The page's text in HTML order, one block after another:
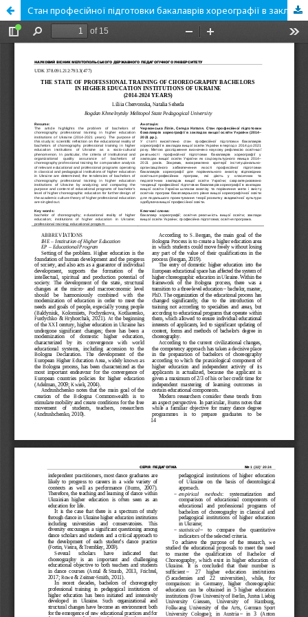
Стан професійної підготовки бакалаврів хореографії в закладах вищої освіти України (2014– 2021 рр.)